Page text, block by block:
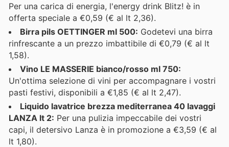
Per una carica di energia, l'energy drink Blitz! è in
offerta speciale a €0,59 (€ al lt 2,36).
Birra pils OETTINGER ml 500: Godetevi una birra
rinfrescante a un prezzo imbattibile di €0,79 (€ al lt
1,58).
Vino LE MASSERIE bianco/rosso ml 750:
Un'ottima selezione di vini per accompagnare i vostri
pasti festivi, disponibili a €1,85 (€ al lt 2,47).
Liquido lavatrice brezza mediterranea 40 lavaggi
LANZA lt 2: Per una pulizia impeccabile dei vostri
capi, il detersivo Lanza è in promozione a €3,59 (€ al
lt 1,80).